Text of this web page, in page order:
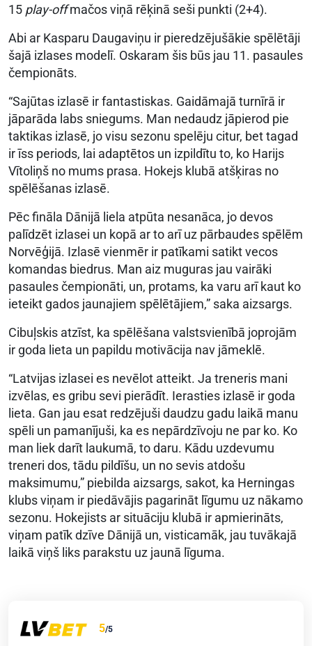
15 play-offmačos viņā rēķinā seši punkti (2+4).
Abi ar Kasparu Daugaviņu ir pieredzējušākie spēlētāji
šajā izlases modelī. Oskaram šis būs jau 11. pasaules
čempionāts.
“Sajūtas izlasē ir fantastiskas. Gaidāmajā turnīrā ir
jāparāda labs sniegums. Man nedaudz jāpierod pie
taktikas izlasē, jo visu sezonu spelēju citur, bet tagad
ir īss periods, lai adaptētos un izpildītu to, ko Harijs
Vītoliņš no mums prasa. Hokejs klubā atšķiras no
spēlēšanas izlasē.
Pēc fināla Dānijā liela atpūta nesanāca, jo devos
palīdzēt izlasei un kopā ar to arī uz pārbaudes spēlēm
Norvēģijā. Izlasē vienmēr ir patīkami satikt vecos
komandas biedrus. Man aiz muguras jau vairāki
pasaules čempionāti, un, protams, ka varu arī kaut ko
ieteikt gados jaunajiem spēlētājiem,” saka aizsargs.
Cibuļskis atzīst, ka spēlēšana valstsvienībā joprojām
ir goda lieta un papildu motivācija nav jāmeklē.
“Latvijas izlasei es nevēlot atteikt. Ja treneris mani
izvēlas, es gribu sevi pierādīt. Ierasties izlasē ir goda
lieta. Gan jau esat redzējuši daudzu gadu laikā manu
spēli un pamanījuši, ka es nepārdzīvoju ne par ko. Ko
man liek darīt laukumā, to daru. Kādu uzdevumu
treneri dos, tādu pildīšu, un no sevis atdošu
maksimumu,” piebilda aizsargs, sakot, ka Herningas
klubs viņam ir piedāvājis pagarināt līgumu uz nākamo
sezonu. Hokejists ar situāciju klubā ir apmierināts,
viņam patīk dzīve Dānijā un, visticamāk, jau tuvākajā
laikā viņš liks parakstu uz jaunā līguma.
5/5